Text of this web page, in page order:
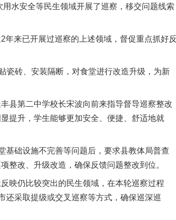
用水安全等民生领域开展了巡察，移交问题线索
来已开展过巡察的上述领域，督促重点抓好反
砖、安装隔断，对食堂进行改造升级，为新
县第二中学校长宋波向前来指导督导巡察整改
提升，学生能够更加安全、便捷、舒适地就
础设施不完善等问题后，要求县教体局普查
整改、升级改造，确保反馈问题整改到位。
仍比较突出的民生领域，在本轮巡察过程
还采取提级或交叉巡察等方式，确保巡深巡